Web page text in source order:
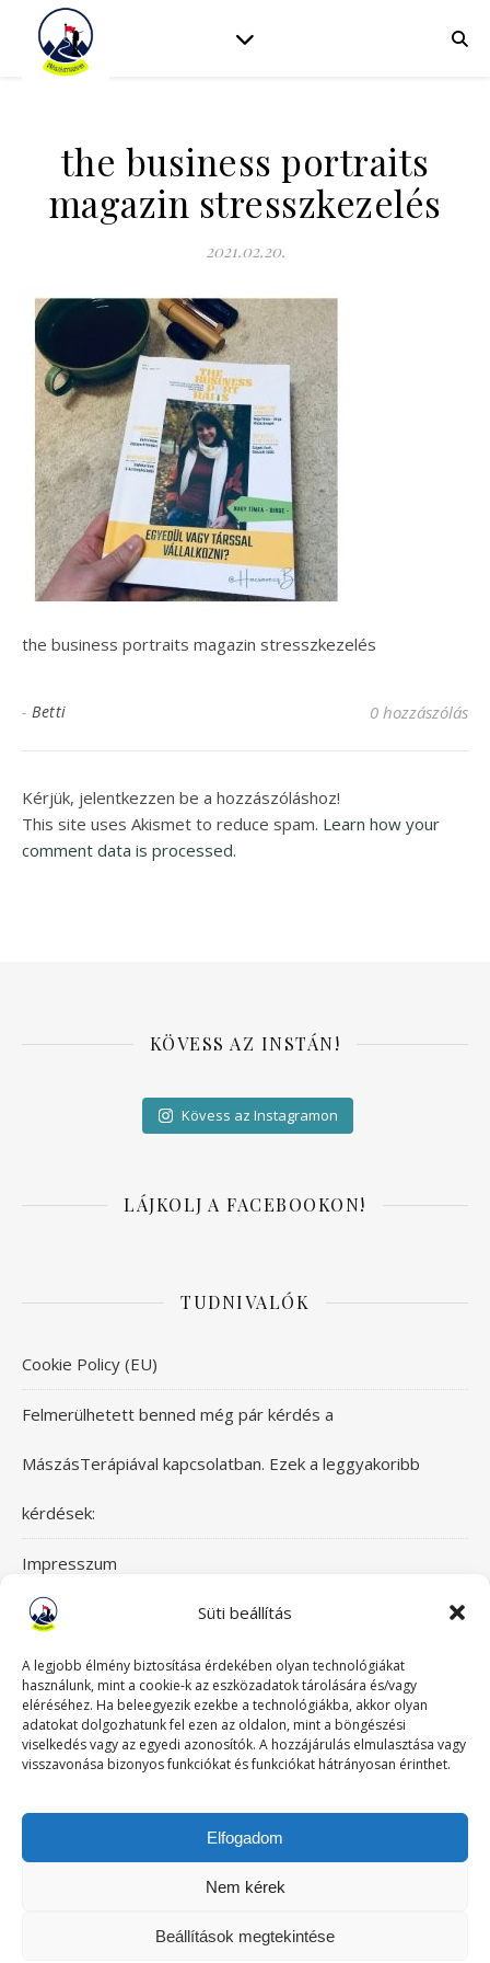
Süti beállítás
A legjobb élmény biztosítása érdekében olyan technológiákat
használunk, mint a cookie-k az eszközadatok tárolására és/vagy
eléréséhez. Ha beleegyezik ezekbe a technológiákba, akkor olyan
adatokat dolgozhatunk fel ezen az oldalon, mint a böngészési
viselkedés vagy az egyedi azonosítók. A hozzájárulás elmulasztása vagy
visszavonása bizonyos funkciókat és funkciókat hátrányosan érinthet.
Elfogadom
Nem kérek
Beállítások megtekintése
the business portraits
magazin stresszkezelés
2021.02.20.
the business portraits magazin stresszkezelés
- Betti 0 hozzászólás
Kérjük, jelentkezzen be a hozzászóláshoz!
This site uses Akismet to reduce spam. Learn how your
comment data is processed.
KÖVESS AZ INSTÁN!
Kövess az Instagramon
LÁJKOLJ A FACEBOOKON!
TUDNIVALÓK
Cookie Policy (EU)
Felmerülhetett benned még pár kérdés a
MászásTerápiával kapcsolatban. Ezek a leggyakoribb
kérdések:
Impresszum
Itt érsz el bennünket!
Mászásterápia csapata
Szeretettel üdvözlünk a Mászásterápia oldalán! Gyere,
nézz körül!
TABUDÖNTÖGETŐ MászásTerápia
Történeteink